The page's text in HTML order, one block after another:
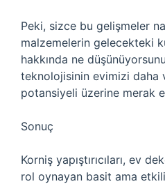
Peki, sizce bu gelişmeler
malzemelerin gelecekteki
hakkında ne
teknolojisinin evimizi daha
potansiyeli üzerine merak
Sonuç
Korniş yapıştırıcıları, ev
rol oynayan basit ama